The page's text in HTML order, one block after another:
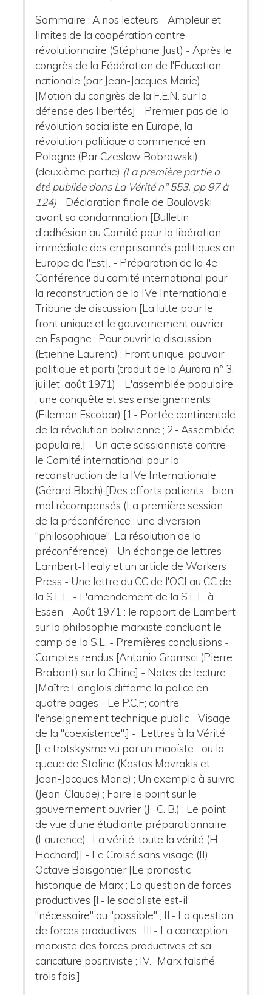
Sommaire : A nos lecteurs - Ampleur et
limites de la coopération contre-
révolutionnaire (Stéphane Just) - Après le
congrès de la Fédération de l'Education
nationale (par Jean-Jacques Marie)
[Motion du congrès de la F.E.N. sur la
défense des libertés] - Premier pas de la
révolution socialiste en Europe, la
révolution politique a commencé en
Pologne (Par Czeslaw Bobrowski)
(deuxième partie) (La première partie a
été publiée dans La Vérité n° 553, pp 97 à
124) - Déclaration finale de Boulovski
avant sa condamnation [Bulletin
d'adhésion au Comité pour la libération
immédiate des emprisonnés politiques en
Europe de l'Est]. - Préparation de la 4e
Conférence du comité international pour
la reconstruction de la IVe Internationale. -
Tribune de discussion [La lutte pour le
front unique et le gouvernement ouvrier
en Espagne ; Pour ouvrir la discussion
(Etienne Laurent) ; Front unique, pouvoir
politique et parti (traduit de la Aurora n° 3,
juillet-août 1971) - L'assemblée populaire
: une conquête et ses enseignements
(Filemon Escobar) [1.- Portée continentale
de la révolution bolivienne ; 2.- Assemblée
populaire.] - Un acte scissionniste contre
le Comité international pour la
reconstruction de la IVe Internationale
(Gérard Bloch) [Des efforts patients... bien
mal récompensés (La première session
de la préconférence : une diversion
"philosophique", La résolution de la
préconférence) - Un échange de lettres
Lambert-Healy et un article de Workers
Press - Une lettre du CC de l'OCI au CC de
la S.L.L. - L'amendement de la S.L.L. à
Essen - Août 1971 : le rapport de Lambert
sur la philosophie marxiste concluant le
camp de la S.L. - Premières conclusions -
Comptes rendus [Antonio Gramsci (Pierre
Brabant) sur la Chine] - Notes de lecture
[Maître Langlois diffame la police en
quatre pages - Le P.C.F; contre
l'enseignement technique public - Visage
de la "coexistence".] - Lettres à la Vérité
[Le trotskysme vu par un maoïste... ou la
queue de Staline (Kostas Mavrakis et
Jean-Jacques Marie) ; Un exemple à suivre
(Jean-Claude) ; Faire le point sur le
gouvernement ouvrier (J._C. B.) ; Le point
de vue d'une étudiante préparationnaire
(Laurence) ; La vérité, toute la vérité (H.
Hochard)] - Le Croisé sans visage (II),
Octave Boisgontier [Le pronostic
historique de Marx ; La question de forces
productives [I.- le socialiste est-il
"nécessaire" ou "possible" ; II.- La question
de forces productives ; III.- La conception
marxiste des forces productives et sa
caricature positiviste ; IV.- Marx falsifié
trois fois.]